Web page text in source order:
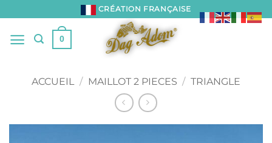
au
contenu
CRÉATION FRANÇAISE
0
ACCUEIL / MAILLOT 2 PIECES / TRIANGLE